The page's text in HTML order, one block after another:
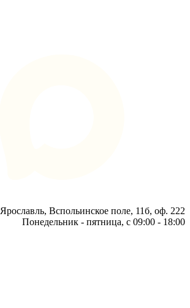
Ярославль, Вспольинское поле, 11б, оф. 222
Понедельник - пятница, с 09:00 - 18:00